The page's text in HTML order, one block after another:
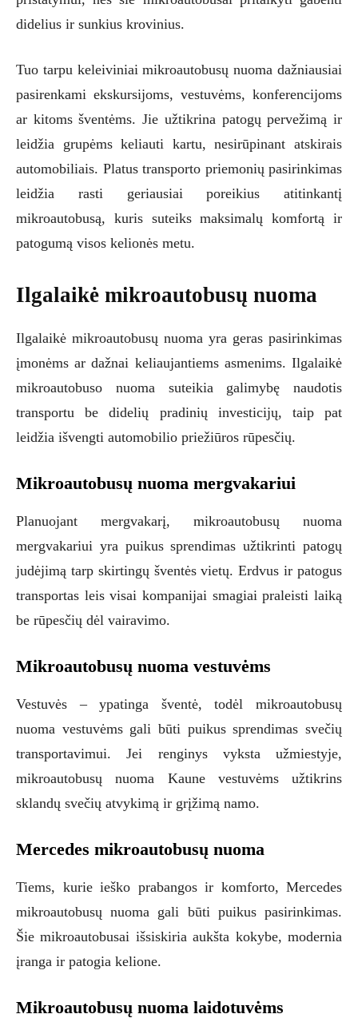
didelius ir sunkius krovinius.
Tuo tarpu keleiviniai mikroautobusų nuoma dažniausiai
pasirenkami ekskursijoms, vestuvėms, konferencijoms
ar kitoms šventėms. Jie užtikrina patogų pervežimą ir
leidžia grupėms keliauti kartu, nesirūpinant atskirais
automobiliais. Platus transporto priemonių pasirinkimas
leidžia rasti geriausiai poreikius atitinkantį
mikroautobusą, kuris suteiks maksimalų komfortą ir
patogumą visos kelionės metu.
Ilgalaikė mikroautobusų nuoma
Ilgalaikė mikroautobusų nuoma yra geras pasirinkimas
įmonėms ar dažnai keliaujantiems asmenims. Ilgalaikė
mikroautobuso nuoma suteikia galimybę naudotis
transportu be didelių pradinių investicijų, taip pat
leidžia išvengti automobilio priežiūros rūpesčių.
Mikroautobusų nuoma mergvakariui
Planuojant mergvakarį, mikroautobusų nuoma
mergvakariui yra puikus sprendimas užtikrinti patogų
judėjimą tarp skirtingų šventės vietų. Erdvus ir patogus
transportas leis visai kompanijai smagiai praleisti laiką
be rūpesčių dėl vairavimo.
Mikroautobusų nuoma vestuvėms
Vestuvės – ypatinga šventė, todėl mikroautobusų
nuoma vestuvėms gali būti puikus sprendimas svečių
transportavimui. Jei renginys vyksta užmiestyje,
mikroautobusų nuoma Kaune vestuvėms užtikrins
sklandų svečių atvykimą ir grįžimą namo.
Mercedes mikroautobusų nuoma
Tiems, kurie ieško prabangos ir komforto, Mercedes
mikroautobusų nuoma gali būti puikus pasirinkimas.
Šie mikroautobusai išsiskiria aukšta kokybe, modernia
įranga ir patogia kelione.
Mikroautobusų nuoma laidotuvėms